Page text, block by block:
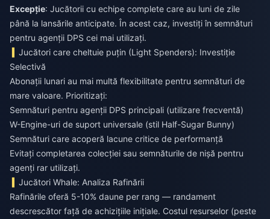
Excepție: Jucătorii cu echipe complete care au luni de zile
până la lansările anticipate. În acest caz, investiți în semnături
pentru agenții DPS cei mai utilizați.
Jucători care cheltuie puțin (Light Spenders): Investiție
Selectivă
Abonații lunari au mai multă flexibilitate pentru semnături de
mare valoare. Prioritizați:
Semnături pentru agenții DPS principali (utilizare frecventă)
W-Engine-uri de suport universale (stil Half-Sugar Bunny)
Semnături care acoperă lacune critice de performanță
Evitați completarea colecției sau semnăturile de nișă pentru
agenți rar utilizați.
Jucători Whale: Analiza Rafinării
Rafinările oferă 5-10% daune per rang — randament
descrescător față de achizițiile inițiale. Costul resurselor (peste